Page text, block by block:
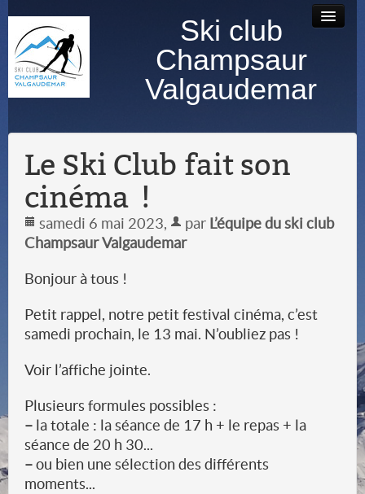
Ski club
Champsaur
Valgaudemar
Accueil Contact
photos
Le Ski Club fait son
cinéma !
samedi 6 mai 2023, par L’équipe du ski club
Champsaur Valgaudemar
Bonjour à tous !
Petit rappel, notre petit festival cinéma, c’est
samedi prochain, le 13 mai. N’oubliez pas !
Voir l’affiche jointe.
Plusieurs formules possibles :
– la totale : la séance de 17 h + le repas + la
séance de 20 h 30...
–ou bien une sélection des différents
moments...